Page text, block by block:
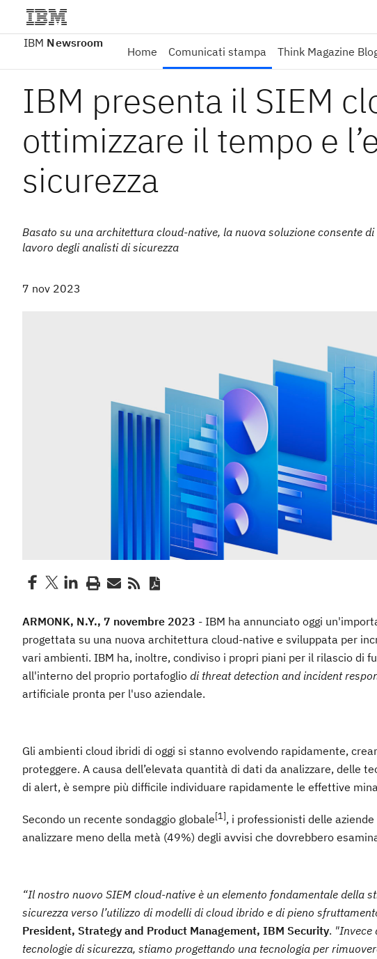
IBM Newsroom
Home Comunicati stampa Think Magazine
IBM presenta il SIEM
ottimizzare il tempo e
sicurezza
Basato su una architettura cloud-native, la nuova soluzione consente
lavoro degli analisti di sicurezza
7 nov 2023
ARMONK, N.Y., 7 novembre 2023 - IBM ha annunciato oggi
progettata su una nuova architettura cloud-native e sviluppata per
vari ambienti. IBM ha, inoltre, condiviso i propri piani per il rilascio di
all'interno del proprio portafoglio di threat detection and incident
artificiale pronta per l'uso aziendale.
Gli ambienti cloud ibridi di oggi si stanno evolvendo rapidamente,
proteggere. A causa dell’elevata quantità di dati da analizzare, delle
di alert, è sempre più difficile individuare rapidamente le effettive
Secondo un recente sondaggio globale[1], i professionisti delle
analizzare meno della metà (49%) degli avvisi che dovrebbero
“Il nostro nuovo SIEM cloud-native è un elemento fondamentale della
sicurezza verso l’utilizzo di modelli di cloud ibrido e di pieno
President, Strategy and Product Management, IBM Security. "Invece
tecnologie di sicurezza, stiamo progettando una tecnologia per